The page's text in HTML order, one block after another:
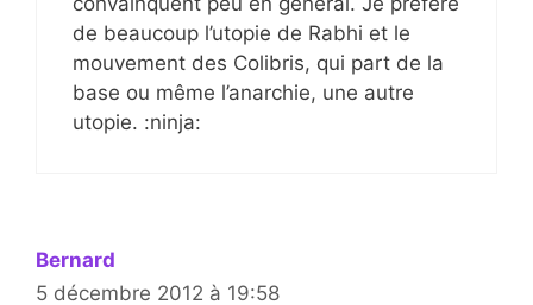
de beaucoup l’utopie de Rabhi et le
mouvement des Colibris, qui part de la
base ou même l’anarchie, une autre
utopie. :ninja:
Bernard
5 décembre 2012 à 19:58